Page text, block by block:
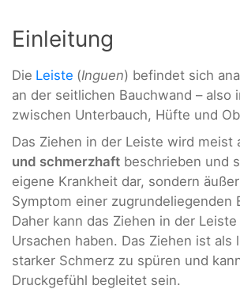
Einleitung
Die Leiste (Inguen) befindet sich
an der seitlichen Bauchwand – also
zwischen Unterbauch, Hüfte und
Das Ziehen in der Leiste wird meist
und schmerzhaft beschrieben und
eigene Krankheit dar, sondern
Symptom einer zugrundeliegenden
Daher kann das Ziehen in der
Ursachen haben. Das Ziehen ist als
starker Schmerz zu spüren und
Druckgefühl begleitet sein.